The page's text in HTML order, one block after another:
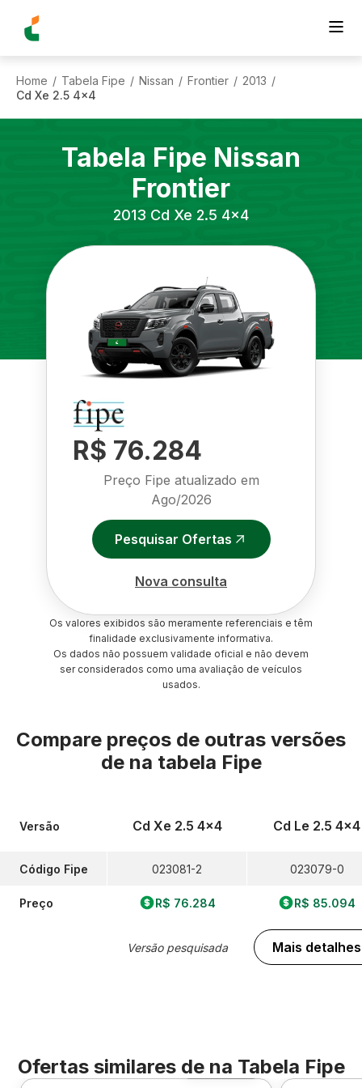
Home / Tabela Fipe / Nissan / Frontier / 2013 /
Cd Xe 2.5 4x4
Tabela Fipe Nissan
Frontier
2013 Cd Xe 2.5 4x4
R$ 76.284
Preço Fipe atualizado em
Ago/2026
Pesquisar Ofertas
Nova consulta
Os valores exibidos são meramente referenciais e têm
finalidade exclusivamente informativa.
Os dados não possuem validade oficial e não devem
ser considerados como uma avaliação de veículos
usados.
Compare preços de outras versões
de na tabela Fipe
Versão
Código Fipe
Preço
Cd Xe 2.5 4x4
023081-2
R$ 76.284
Versão pesquisada
Cd Le 2.5 4x4
023079-0
R$ 85.094
Mais detalhes
Ofertas similares de na Tabela Fipe
Foto 360º